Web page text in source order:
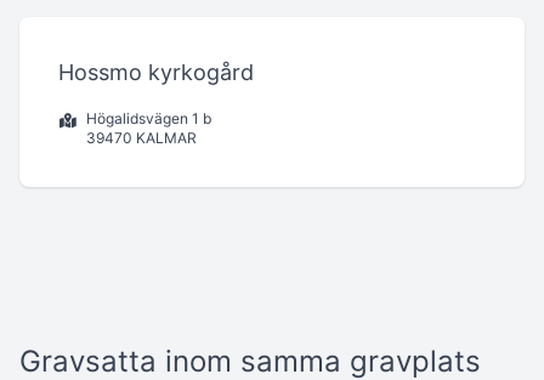
Hossmo kyrkogård
Högalidsvägen 1 b
39470 KALMAR
Gravsatta inom samma gravplats